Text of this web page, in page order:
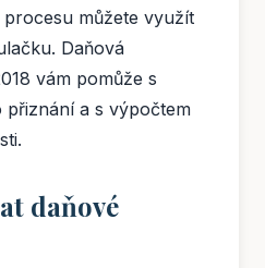
můžete využít
Daňová
vám pomůže s
a s výpočtem
daňové